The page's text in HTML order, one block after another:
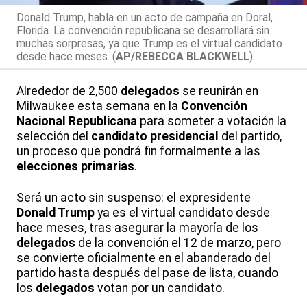
Donald Trump, habla en un acto de campaña en Doral,
Florida. La convención republicana se desarrollará sin
muchas sorpresas, ya que Trump es el virtual candidato
desde hace meses. (AP/REBECCA BLACKWELL)
Alrededor de 2,500 delegados se reunirán en
Milwaukee esta semana en la Convención
Nacional Republicana para someter a votación la
selección del candidato presidencial del partido,
un proceso que pondrá fin formalmente a las
elecciones primarias.
Será un acto sin suspenso: el expresidente
Donald Trump ya es el virtual candidato desde
hace meses, tras asegurar la mayoría de los
delegados de la convención el 12 de marzo, pero
se convierte oficialmente en el abanderado del
partido hasta después del pase de lista, cuando
los delegados votan por un candidato.